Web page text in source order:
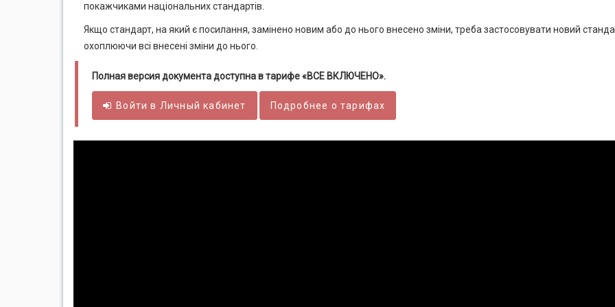
покажчиками національних стандартів.
Якщо стандарт, на який є посилання, замінено новим або до нього внесено зміни, треба застосовувати новий
охоплюючи всі внесені зміни до нього.
Полная версия документа доступна в тарифе «ВСЕ ВКЛЮЧЕНО».
Войти в Личный кабинет Подробнее о тарифах